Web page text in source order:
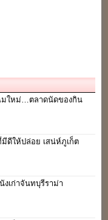
มใหม่…ตลาดนัดของกิน
ดีให้ปล่อย เสน่ห์ภูเก็ต
งเก่าจันทบุรีราม่า